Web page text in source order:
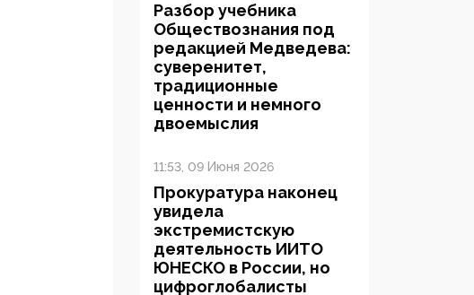
Разбор учебника
Обществознания под
редакцией Медведева:
суверенитет,
традиционные
ценности и немного
двоемыслия
11:53, 09 Июня 2026
Прокуратура наконец
увидела
экстремистскую
деятельность ИИТО
ЮНЕСКО в России, но
цифроглобалисты